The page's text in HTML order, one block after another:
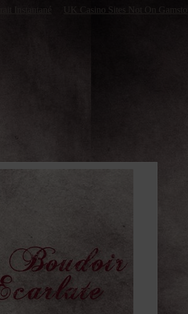
Instantané UK Casino Sites Not On Gamstop